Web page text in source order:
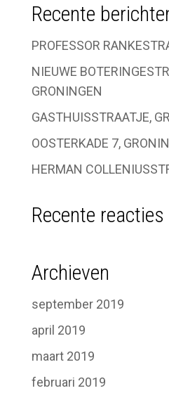
Recente
PROFESSOR
NIEUWE
GRONINGEN
GASTHUISSTRAATJE,
OOSTERKADE 7,
HERMAN
Recente reacties
Archieven
september 2019
april 2019
maart 2019
februari 2019